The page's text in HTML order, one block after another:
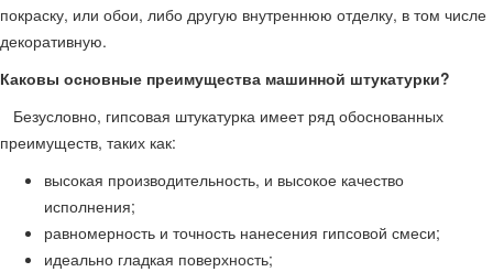
покраску, или обои, либо другую внутреннюю отделку, в том числе
декоративную.
Каковы основные преимущества машинной штукатурки?
Безусловно, гипсовая штукатурка имеет ряд обоснованных
преимуществ, таких как:
высокая производительность, и высокое качество
исполнения;
равномерность и точность нанесения гипсовой смеси;
идеально гладкая поверхность;